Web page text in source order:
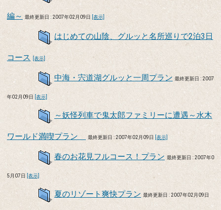
編～ 最終更新日 : 2007年02月09日 [表示]
はじめての山陰、グルッと名所巡りで2泊3日
コース [表示]
中海・宍道湖グルッと一周プラン 最終更新日 : 2007
年02月09日 [表示]
～妖怪列車で鬼太郎ファミリーに遭遇～水木
ワールド満喫プラン 最終更新日 : 2007年02月09日 [表示]
春のお花見フルコース！プラン 最終更新日 : 2007年0
5月07日 [表示]
夏のリゾート爽快プラン 最終更新日 : 2007年02月09日